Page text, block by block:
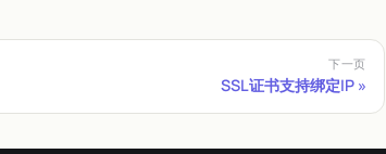
下一页
SSL证书支持绑定IP